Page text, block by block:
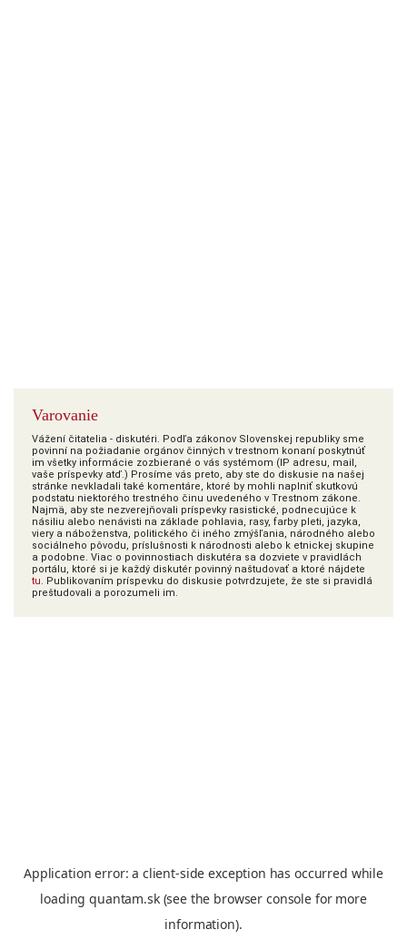
Varovanie
Vážení čitatelia - diskutéri. Podľa zákonov Slovenskej republiky sme
povinní na požiadanie orgánov činných v trestnom konaní poskytnúť
im všetky informácie zozbierané o vás systémom (IP adresu, mail,
vaše príspevky atď.) Prosíme vás preto, aby ste do diskusie na našej
stránke nevkladali také komentáre, ktoré by mohli naplniť skutkovú
podstatu niektorého trestného činu uvedeného v Trestnom zákone.
Najmä, aby ste nezverejňovali príspevky rasistické, podnecujúce k
násiliu alebo nenávisti na základe pohlavia, rasy, farby pleti, jazyka,
viery a náboženstva, politického či iného zmýšľania, národného alebo
sociálneho pôvodu, príslušnosti k národnosti alebo k etnickej skupine
a podobne. Viac o povinnostiach diskutéra sa dozviete v pravidlách
portálu, ktoré si je každý diskutér povinný naštudovať a ktoré nájdete
tu. Publikovaním príspevku do diskusie potvrdzujete, že ste si pravidlá
preštudovali a porozumeli im.